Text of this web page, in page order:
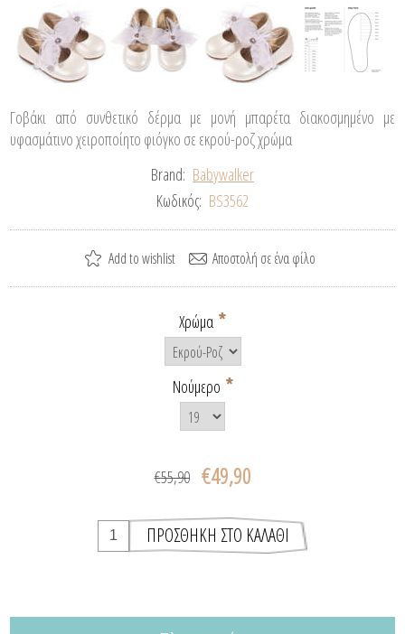
Γοβάκι από συνθετικό δέρμα με μονή μπαρέτα διακοσμημένο με
υφασμάτινο χειροποίητο φιόγκο σε εκρού-ροζ χρώμα
Brand: Babywalker
Κωδικός: BS3562
Χρώμα *
Νούμερο *
€55,90 €49,90